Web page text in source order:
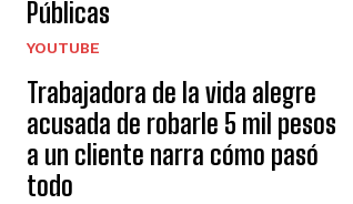
Públicas
YOUTUBE
Trabajadora de la vida alegre
acusada de robarle 5 mil pesos
a un cliente narra cómo pasó
todo